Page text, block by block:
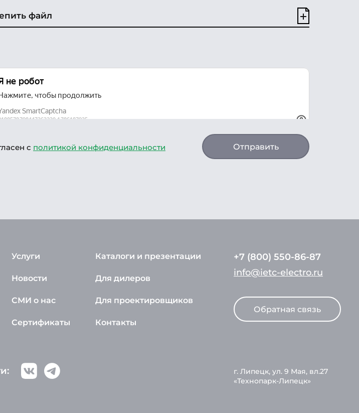
файл
с политикой конфиденциальности Отправить
Услуги
Новости
СМИ о нас
Сертификаты
Каталоги и презентации
Для дилеров
Для проектировщиков
Контакты
+7 (800) 550-86-87
info@ietc-electro.ru
Обратная связь
г. Липецк, ул. 9 Мая, вл.27
«Технопарк-Липецк»